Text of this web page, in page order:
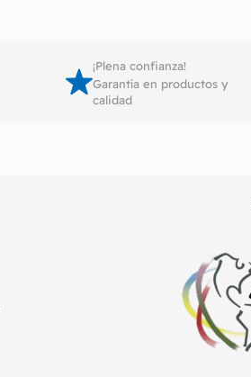
¡Plena confianza!
Garantía en productos y
calidad